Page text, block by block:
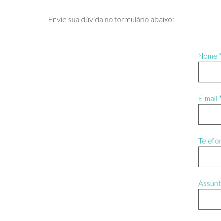
Envie sua dúvida no formulário abaixo:
Nome
E-mail *